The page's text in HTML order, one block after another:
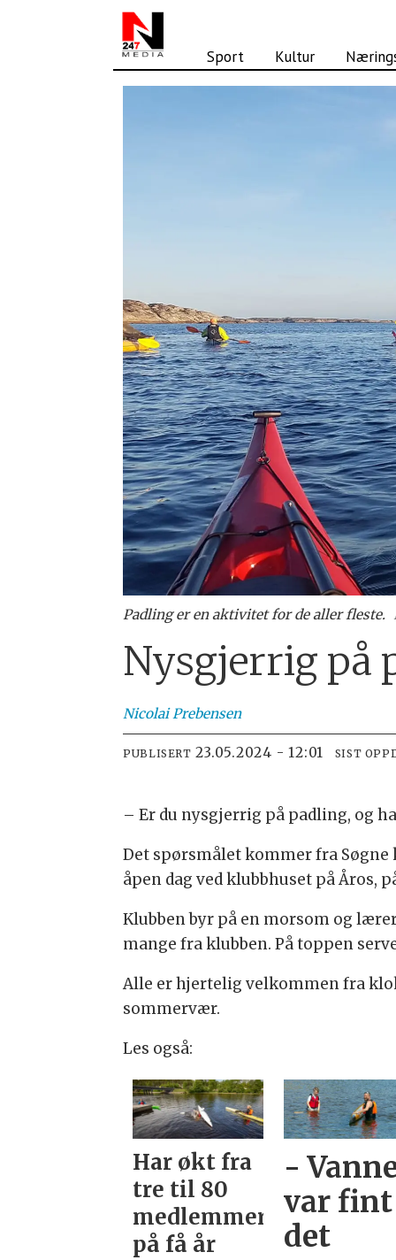
Sport Kultur
Padling er en aktivitet for de aller fleste.
Nysgjerrig på
Nicolai Prebensen
PUBLISERT 23.05.2024 - 12:01 SIST
– Er du nysgjerrig på padling, og
Det spørsmålet kommer fra
åpen dag ved klubbhuset på Åros,
Klubben byr på en morsom og
mange fra klubben. På toppen
Alle er hjertelig velkommen fra
sommervær.
Les også:
Har økt fra
tre til 80
medlemmer
på få år
-
var fint
det